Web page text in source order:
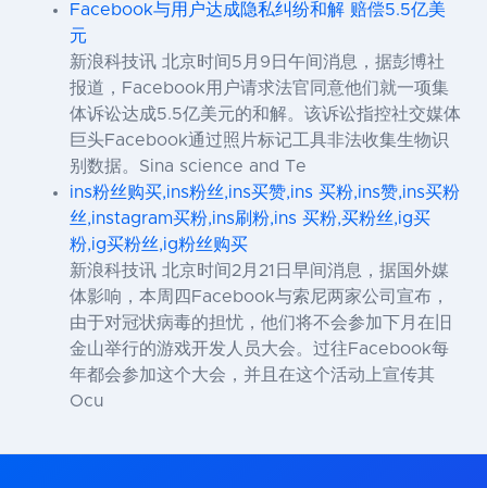
Facebook与用户达成隐私纠纷和解 赔偿5.5亿美
元
新浪科技讯 北京时间5月9日午间消息，据彭博社
报道，Facebook用户请求法官同意他们就一项集
体诉讼达成5.5亿美元的和解。该诉讼指控社交媒体
巨头Facebook通过照片标记工具非法收集生物识
别数据。Sina science and Te
ins粉丝购买,ins粉丝,ins买赞,ins 买粉,ins赞,ins买粉
丝,instagram买粉,ins刷粉,ins 买粉,买粉丝,ig买
粉,ig买粉丝,ig粉丝购买
新浪科技讯 北京时间2月21日早间消息，据国外媒
体影响，本周四Facebook与索尼两家公司宣布，
由于对冠状病毒的担忧，他们将不会参加下月在旧
金山举行的游戏开发人员大会。过往Facebook每
年都会参加这个大会，并且在这个活动上宣传其
Ocu